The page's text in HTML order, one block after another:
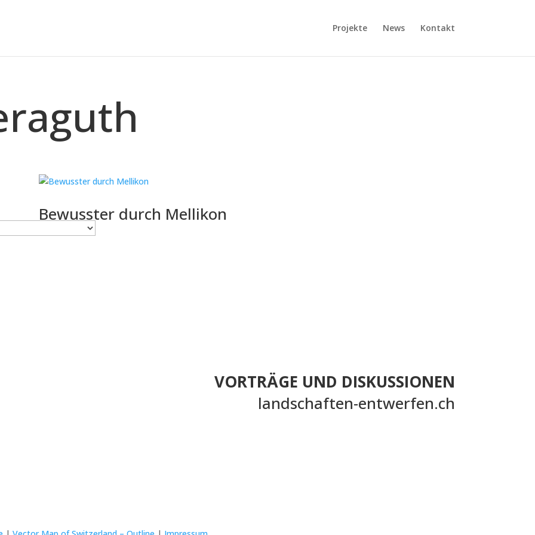
Projekte News Kontakt
Bewusster durch Mellikon
VORTRÄGE UND DISKUSSIONEN
landschaften-entwerfen.ch